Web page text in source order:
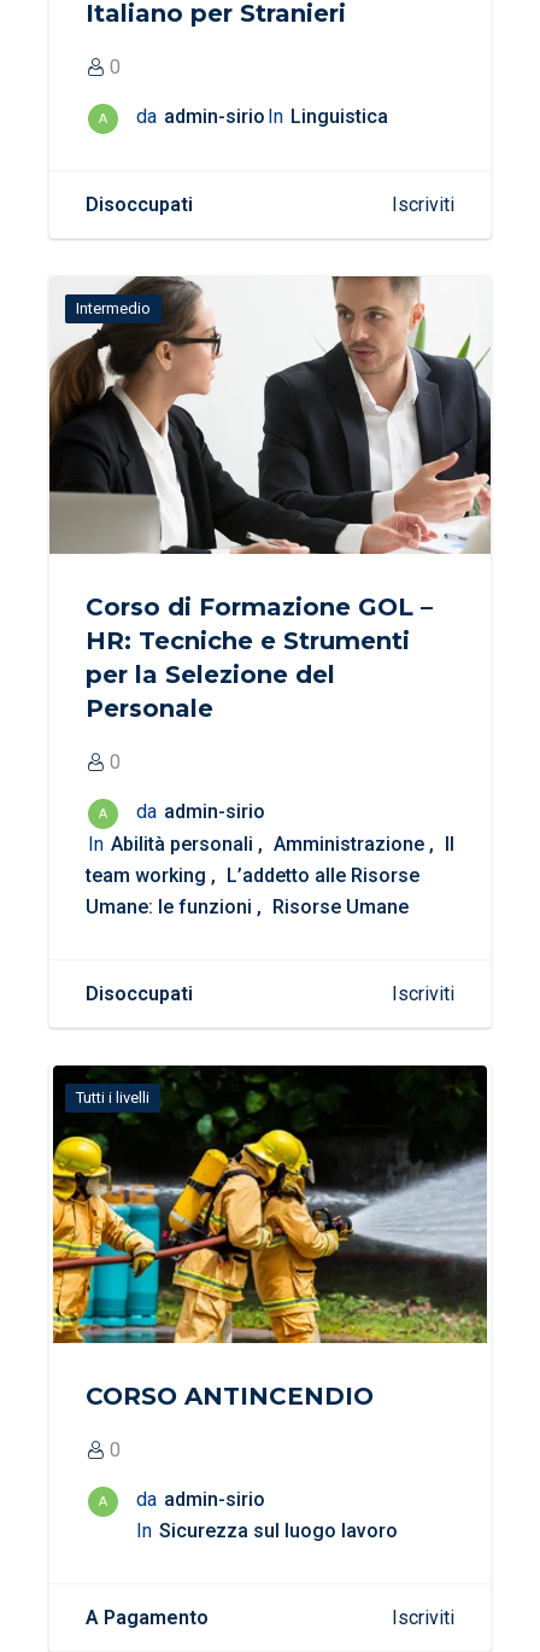
Italiano per Stranieri
0
A da admin-sirio In Linguistica
Disoccupati Iscriviti
Intermedio
Corso di Formazione GOL –
HR: Tecniche e Strumenti
per la Selezione del
Personale
0
A da admin-sirio
In Abilità personali Amministrazione
Il
team working
L’addetto alle Risorse
Umane: le funzioni
Risorse Umane
Disoccupati Iscriviti
Tutti i livelli
CORSO ANTINCENDIO
0
A da admin-sirio
In Sicurezza sul luogo lavoro
A Pagamento Iscriviti